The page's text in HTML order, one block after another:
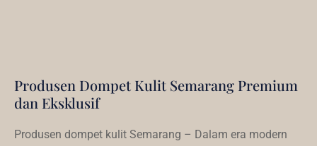
Produsen Dompet Kulit Semarang Premium
dan Eksklusif
Produsen dompet kulit Semarang – Dalam era modern